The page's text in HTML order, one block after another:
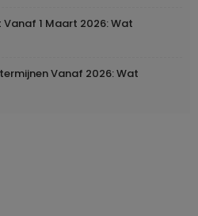
1 Maart 2026: Wat
Vanaf 2026: Wat